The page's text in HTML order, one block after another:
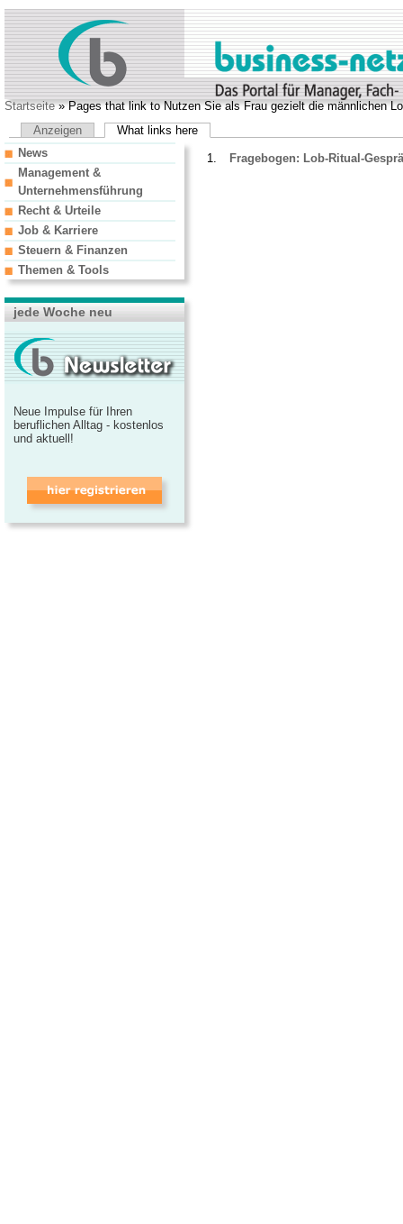
Startseite» Pages that link to Nutzen Sie als Frau gezielt die männlichen
Anzeigen
What links here
Fragebogen: Lob-Ritual-
News
Management &
Unternehmensführung
Recht & Urteile
Job & Karriere
Steuern & Finanzen
Themen & Tools
jede Woche neu
Neue Impulse für Ihren
beruflichen Alltag - kostenlos
und aktuell!